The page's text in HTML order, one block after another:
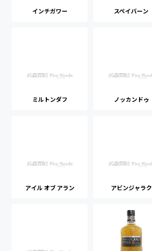
インチガワー スペイバーン
ミルトンダフ ノッカンドゥ
アイル オブ アラン アビンジャラク